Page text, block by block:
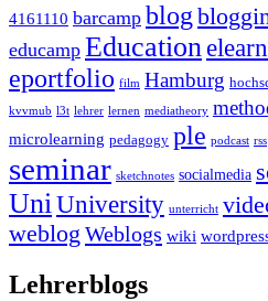
4161110 barcamp blog
educamp Education
eportfolio film Hamburg
kvvmub l3t lehrer lernen mediatheory
microlearning pedagogy ple podcast rss
seminar sketchnotes socialmedia
UniUniversity unterricht
weblog Weblogs wiki
Lehrerblogs